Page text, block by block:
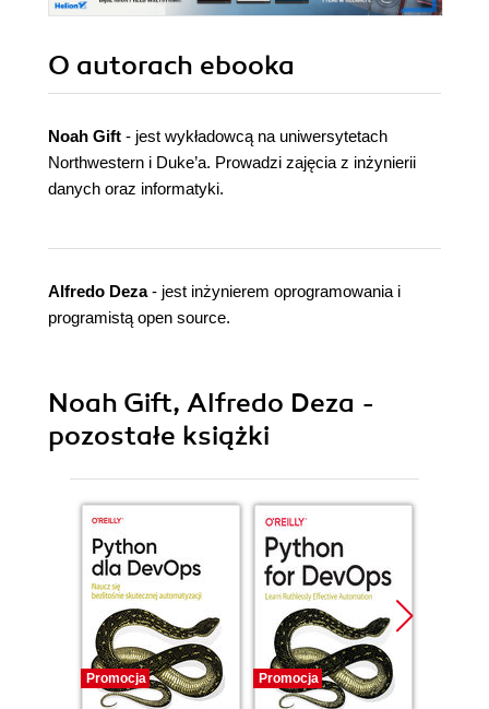
O autorach ebooka
Noah Gift - jest wykładowcą na uniwersytetach
Northwestern i Duke’a. Prowadzi zajęcia z inżynierii
danych oraz informatyki.
Alfredo Deza- jest inżynierem oprogramowania i
programistą open source.
Noah Gift, Alfredo Deza -
pozostałe książki
Promocja Promocja